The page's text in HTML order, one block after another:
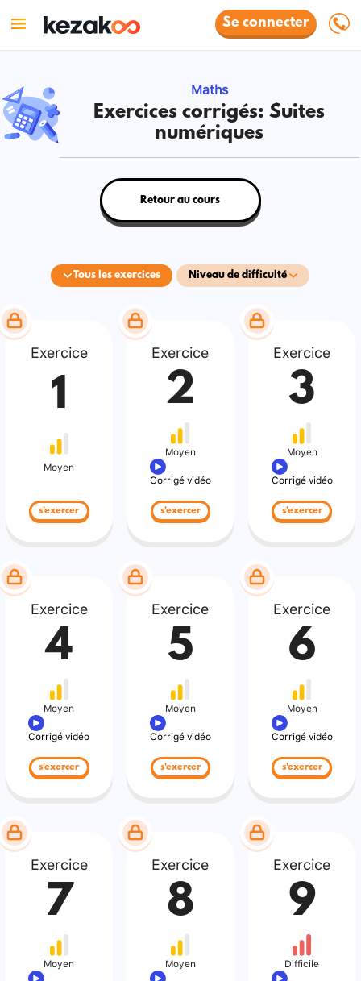
Se connecter
Maths
Exercices corrigés: Suites
numériques
Tous les exercices Niveau de difficulté
Retour au cours
Exercice
1
Moyen
s'exercer
Exercice
2
Moyen
Corrigé vidéo
s'exercer
Exercice
3
Moyen
Corrigé vidéo
s'exercer
Exercice
4
Moyen
Corrigé vidéo
s'exercer
Exercice
5
Moyen
Corrigé vidéo
s'exercer
Exercice
6
Moyen
Corrigé vidéo
s'exercer
Exercice
7
Moyen
Exercice
8
Moyen
Exercice
9
Difficile